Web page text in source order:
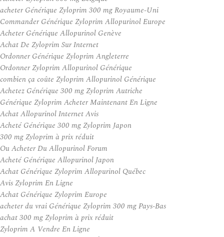
acheter Générique Zyloprim 300 mg Royaume-Uni
Commander Générique Zyloprim Allopurinol Europe
Acheter Générique Allopurinol Genève
Achat De Zyloprim Sur Internet
Ordonner Générique Zyloprim Angleterre
Ordonner Zyloprim Allopurinol Générique
combien ça coûte Zyloprim Allopurinol Générique
Achetez Générique 300 mg Zyloprim Autriche
Générique Zyloprim Acheter Maintenant En Ligne
Achat Allopurinol Internet Avis
Acheté Générique 300 mg Zyloprim Japon
300 mg Zyloprim à prix réduit
Ou Acheter Du Allopurinol Forum
Acheté Générique Allopurinol Japon
Achat Générique Zyloprim Allopurinol Québec
Avis Zyloprim En Ligne
Achat Générique Zyloprim Europe
acheter du vrai Générique Zyloprim 300 mg Pays-Bas
achat 300 mg Zyloprim à prix réduit
Zyloprim A Vendre En Ligne